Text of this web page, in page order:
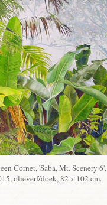
Cornet, 'Saba, Mt. Scenery 6',
olieverf/doek, 82 x 102 cm.